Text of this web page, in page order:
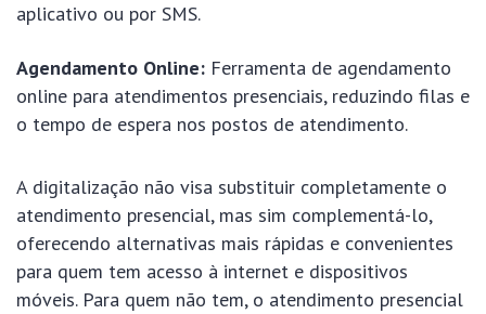
aplicativo ou por SMS.
Agendamento Online: Ferramenta de agendamento
online para atendimentos presenciais, reduzindo filas e
o tempo de espera nos postos de atendimento.
A digitalização não visa substituir completamente o
atendimento presencial, mas sim complementá-lo,
oferecendo alternativas mais rápidas e convenientes
para quem tem acesso à internet e dispositivos
móveis. Para quem não tem, o atendimento presencial